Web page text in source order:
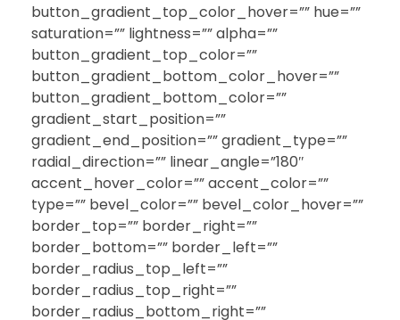
button_gradient_top_color_hover=”” hue=””
saturation=”” lightness=”” alpha=””
button_gradient_top_color=””
button_gradient_bottom_color_hover=””
button_gradient_bottom_color=””
gradient_start_position=””
gradient_end_position=”” gradient_type=””
radial_direction=”” linear_angle=”180″
accent_hover_color=”” accent_color=””
type=”” bevel_color=”” bevel_color_hover=””
border_top=”” border_right=””
border_bottom=”” border_left=””
border_radius_top_left=””
border_radius_top_right=””
border_radius_bottom_right=””